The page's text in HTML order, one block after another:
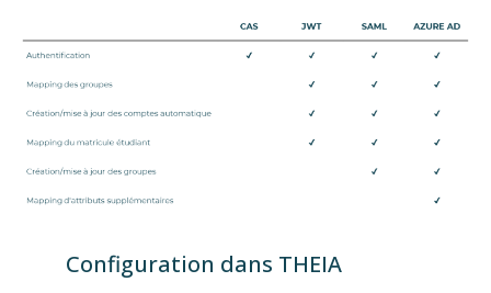
Configuration dans THEIA